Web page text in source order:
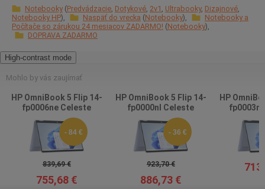
Notebooky Predvádzacie Dotykové 2v1 Ultrabooky Dizajnové
Notebooky HP
Naspäť do vrecka Notebooky
Notebooky a
Počítače so zárukou 24 mesiacov ZADARMO! Notebooky
DOPRAVA ZADARMO
High-contrast mode
Mohlo by vás zaujímať
HP OmniBook 5 Flip 14-
fp0006ne Celeste
- 84 €
839,69 €
755,68 €
HP OmniBook 5 Flip 14-
fp0000nl Celeste
- 36 €
923,70 €
886,73 €
HP